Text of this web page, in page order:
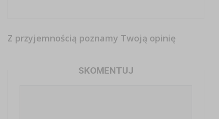
Z przyjemnością poznamy Twoją opinię
SKOMENTUJ